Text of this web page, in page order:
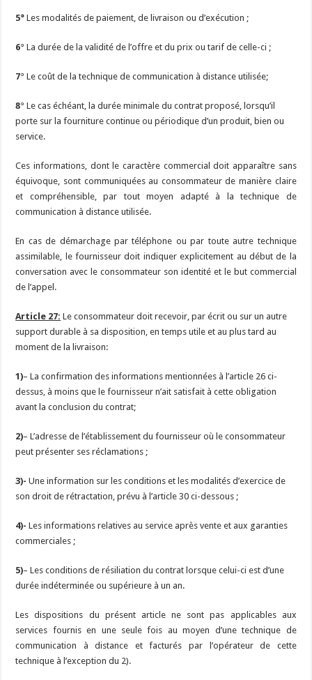
5°Les modalités de paiement, de livraison ou d’exécution ;
6° La durée de la validité de l’offre et du prix ou tarif de celle-ci ;
7° Le coût de la technique de communication à distance utilisée;
8° Le cas échéant, la durée minimale du contrat proposé, lorsqu’il
porte sur la fourniture continue ou périodique d’un produit, bien ou
service.
Ces informations, dont le caractère commercial doit apparaître sans
équivoque, sont communiquées au consommateur de manière claire
et compréhensible, par tout moyen adapté à la technique de
communication à distance utilisée.
En cas de démarchage par téléphone ou par toute autre technique
assimilable, le fournisseur doit indiquer explicitement au début de la
conversation avec le consommateur son identité et le but commercial
de l’appel.
Article 27: Le consommateur doit recevoir, par écrit ou sur un autre
support durable à sa disposition, en temps utile et au plus tard au
moment de la livraison:
1)– La confirmation des informations mentionnées à l’article 26 ci-
dessus, à moins que le fournisseur n’ait satisfait à cette obligation
avant la conclusion du contrat;
2)– L’adresse de l’établissement du fournisseur où le consommateur
peut présenter ses réclamations ;
3)-Une information sur les conditions et les modalités d’exercice de
son droit de rétractation, prévu à l’article 30 ci-dessous ;
4)-Les informations relatives au service après vente et aux garanties
commerciales ;
5)– Les conditions de résiliation du contrat lorsque celui-ci est d’une
durée indéterminée ou supérieure à un an.
Les dispositions du présent article ne sont pas applicables aux
services fournis en une seule fois au moyen d’une technique de
communication à distance et facturés par l’opérateur de cette
technique à l’exception du 2).